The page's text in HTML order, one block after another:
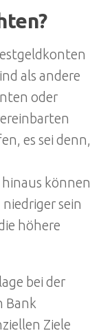
als andere
oder
es sei denn,
können
sein
höhere
bei der
Bank
Ziele